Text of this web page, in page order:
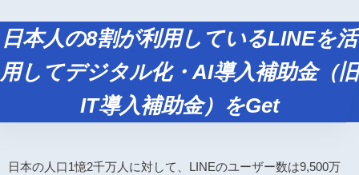
日本人の8割が利用しているLINEを活
用してデジタル化・AI導入補助金（旧
IT導入補助金）をGet
日本の人口1憶2千万人に対して、LINEのユーザー数は9,500万